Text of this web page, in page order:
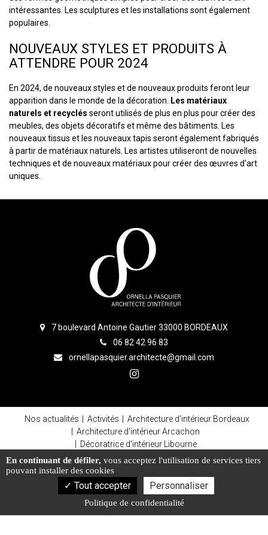
intéressantes. Les sculptures et les installations sont également
populaires.
NOUVEAUX STYLES ET PRODUITS À
ATTENDRE POUR 2024
En 2024, de nouveaux styles et de nouveaux produits feront leur
apparition dans le monde de la décoration. Les matériaux
naturels et recyclés seront utilisés de plus en plus pour créer des
meubles, des objets décoratifs et même des bâtiments. Les
nouveaux tissus et les nouveaux tapis seront également fabriqués
à partir de matériaux naturels. Les artistes utiliseront de nouvelles
techniques et de nouveaux matériaux pour créer des œuvres d'art
uniques.
7 boulevard Antoine Gautier 33000 BORDEAUX
06 82 42 96 83
ornellapasquier.architecte@gmail.com
Nos actualités Activités
Architecture d'intérieur Bordeaux
Architecture d'intérieur Arcachon
Décoratrice d'intérieur Libourne
Architecte rénovation intérieure Cap Ferret
Aménagement sur mesure Bordeaux
Décoratrice d'intérieur Arcachon
Architecte rénovation intérieure Arcachon
Mentions légales
En continuant de défiler, vous acceptez l'utilisation de services tiers
pouvant installer des cookies
Tout accepter Personnaliser
Politique de confidentialité